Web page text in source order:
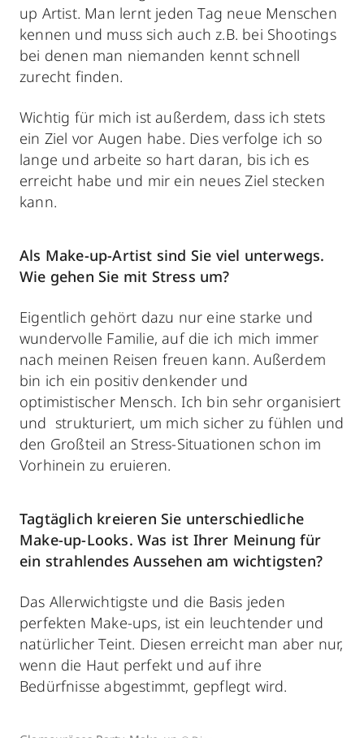
up Artist. Man lernt jeden Tag neue Menschen
kennen und muss sich auch z.B. bei Shootings
bei denen man niemanden kennt schnell
zurecht finden.
Wichtig für mich ist außerdem, dass ich stets
ein Ziel vor Augen habe. Dies verfolge ich so
lange und arbeite so hart daran, bis ich es
erreicht habe und mir ein neues Ziel stecken
kann.
Als Make-up-Artist sind Sie viel unterwegs.
Wie gehen Sie mit Stress um?
Eigentlich gehört dazu nur eine starke und
wundervolle Familie, auf die ich mich immer
nach meinen Reisen freuen kann. Außerdem
bin ich ein positiv denkender und
optimistischer Mensch. Ich bin sehr organisiert
und strukturiert, um mich sicher zu fühlen und
den Großteil an Stress-Situationen schon im
Vorhinein zu eruieren.
Tagtäglich kreieren Sie unterschiedliche
Make-up-Looks. Was ist Ihrer Meinung für
ein strahlendes Aussehen am wichtigsten?
Das Allerwichtigste und die Basis jeden
perfekten Make-ups, ist ein leuchtender und
natürlicher Teint. Diesen erreicht man aber nur,
wenn die Haut perfekt und auf ihre
Bedürfnisse abgestimmt, gepflegt wird.